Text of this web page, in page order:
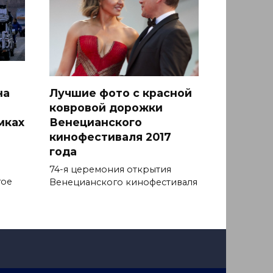
Лучшие фото с красной
ковровой дорожки
Венецианского
кинофестиваля 2017
года
74-я церемония открытия
Венецианского кинофестиваля